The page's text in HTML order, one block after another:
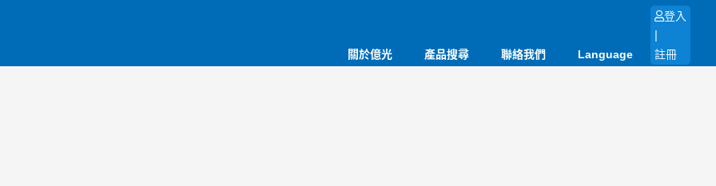
關於億光 產品搜尋 聯絡我們 Language
登入
|
註冊